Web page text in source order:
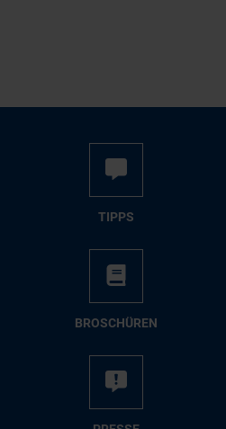
TIPPS
BRO­SCHÜ­REN